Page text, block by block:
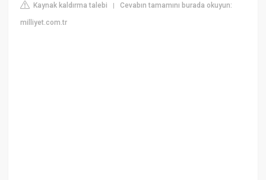
Kaynak kaldırma talebi |Cevabın tamamını burada okuyun:
milliyet.com.tr